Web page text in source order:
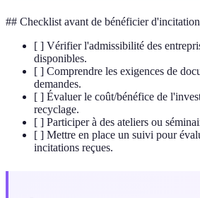
## Checklist avant de bénéficier
[ ] Vérifier l'admissibilité des
disponibles.
[ ] Comprendre les exigences de
demandes.
[ ] Évaluer le coût/bénéfice de
recyclage.
[ ] Participer à des ateliers ou
[ ] Mettre en place un suivi pour
incitations reçues.